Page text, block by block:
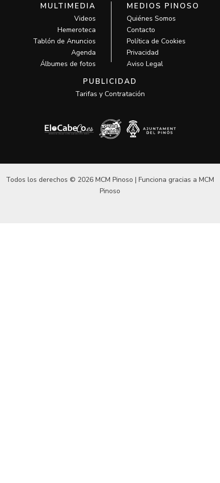
MULTIMEDIA
Videos
Hemeroteca
Tablón de Anuncios
Agenda
Álbumes de fotos
MEDIOS PINOSO
Quiénes Somos
Contacto
Política de Cookies
Privacidad
Aviso Legal
PUBLICIDAD
Tarifas y Contratación
Todos los derechos © 2026 MCM Pinoso | Funciona gracias a MCM
Pinoso